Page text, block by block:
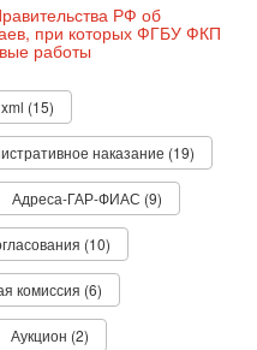
РФ об
при которых ФГБУ ФКП
работы
xml (15)
наказание (19)
Адреса-ГАР-ФИАС (9)
(10)
комиссия (6)
Аукцион (2)